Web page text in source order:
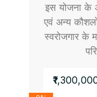
इस योजना के
एवं अन्य
स्वरोजगार के